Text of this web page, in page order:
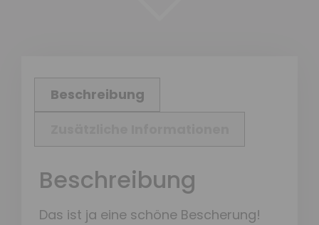
Beschreibung
Beschreibung
Das ist ja eine schöne Bescherung!